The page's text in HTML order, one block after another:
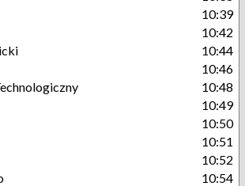
10:39
10:42
10:44
10:46
10:48
10:49
10:50
10:51
10:52
10:54